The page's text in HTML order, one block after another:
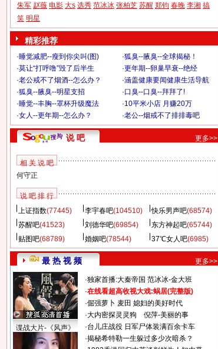
朱军 赵薇 电影 大s 选秀 范冰冰 张柏芝 苏醒 郑钧 春晚 李湘 搞
笑 明星
精彩推荐
·睡觉减肥--瘦到你尖叫(图) ·狐臭--腋臭--全球揭秘！
·莫让“打呼噜”毁了后半生 ·更年期--卵巢早衰--绝经
·老公戒不了烟酒--怎么办？ ·涵盖健康要闻健康生活导航
·狐臭--腋臭--明星支招 ·口臭--口臭--拜拜了!
·睡觉--丰胸--罩杯升级魔法 ·10平米小店 月赚20万
·女人--更年期--怎么办？ ·老公--烟戒不了排排毒吧
说 吧 更多>>
相 关 说 吧
何守正
说 吧 排 行
上证指数(77445) 李宇春吧(104510) 快乐男声吧(68574)
苏醒吧(41523) 刘德华吧(69854) 东方神起吧(65744)
贴图吧(68789) 婚姻吧(78544) 37℃女人吧(6985)
最 热 视 频 更多>>
谍战大片-《风声》
·独家首播:大秦帝国 范冰冰-金大班
·在线看超高收视大戏:蜗居(完整版)
·倔强萝卜 麦田 媳妇的美好时代
·大内密探灵灵狗
倪萍-美丽的事
·台儿庄战役 日军尸体装满百余卡车
·揭秘希特勒一生躲过多少次暗杀？